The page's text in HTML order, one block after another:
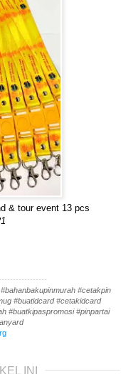
& tour event 13 pcs
#cetakpin
#buatidcard #cetakidcard
#buatkipaspromosi #pinpartai
INI